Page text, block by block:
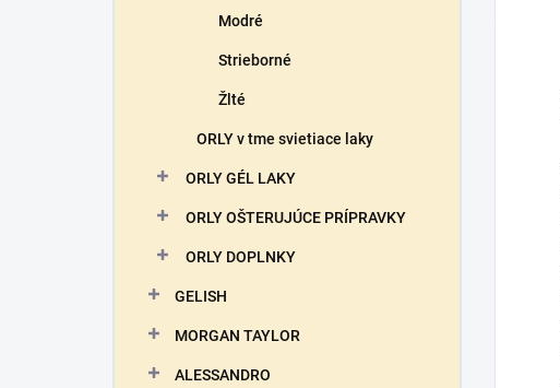
Modré
Strieborné
Žlté
ORLY v tme svietiace laky
ORLY GÉL LAKY
ORLY OŠTERUJÚCE PRÍPRAVKY
ORLY DOPLNKY
GELISH
MORGAN TAYLOR
ALESSANDRO